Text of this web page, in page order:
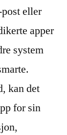
eller
apper
system
kan det
for sin